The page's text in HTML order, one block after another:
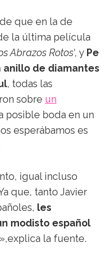
que en la de
la última película
Abrazos Rotos‘, y Pe
anillo de diamantes
, todas las
sobre un
posible boda en un
esperábamos es
igual incluso
que, tanto Javier
les
modisto español
la fuente.